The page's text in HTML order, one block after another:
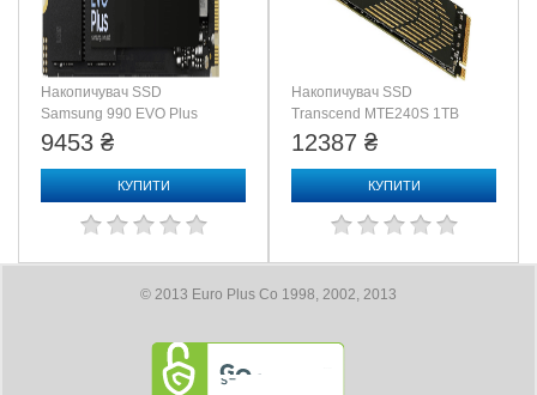
Накопичувач SSD
Samsung 990 EVO Plus
1TB (MZ-V9S1T0BW)
9453 ₴
КУПИТИ
Накопичувач SSD
Transcend MTE240S 1TB
(TS1TMTE240S)
12387 ₴
КУПИТИ
© 2013 Euro Plus Co 1998, 2002, 2013